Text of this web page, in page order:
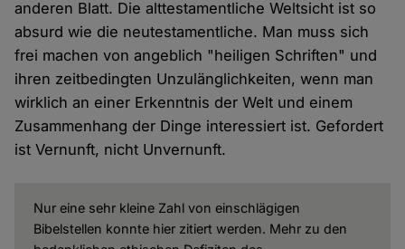
anderen Blatt. Die alttestamentliche Weltsicht ist so
absurd wie die neutestamentliche. Man muss sich
frei machen von angeblich "heiligen Schriften" und
ihren zeitbedingten Unzulänglichkeiten, wenn man
wirklich an einer Erkenntnis der Welt und einem
Zusammenhang der Dinge interessiert ist. Gefordert
ist Vernunft, nicht Unvernunft.
Nur eine sehr kleine Zahl von einschlägigen
Bibelstellen konnte hier zitiert werden. Mehr zu den